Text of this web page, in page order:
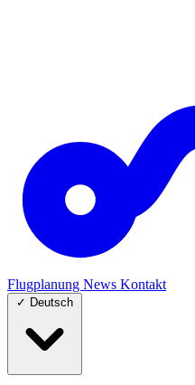
Flugplanung News Kontakt
✓ Deutsch